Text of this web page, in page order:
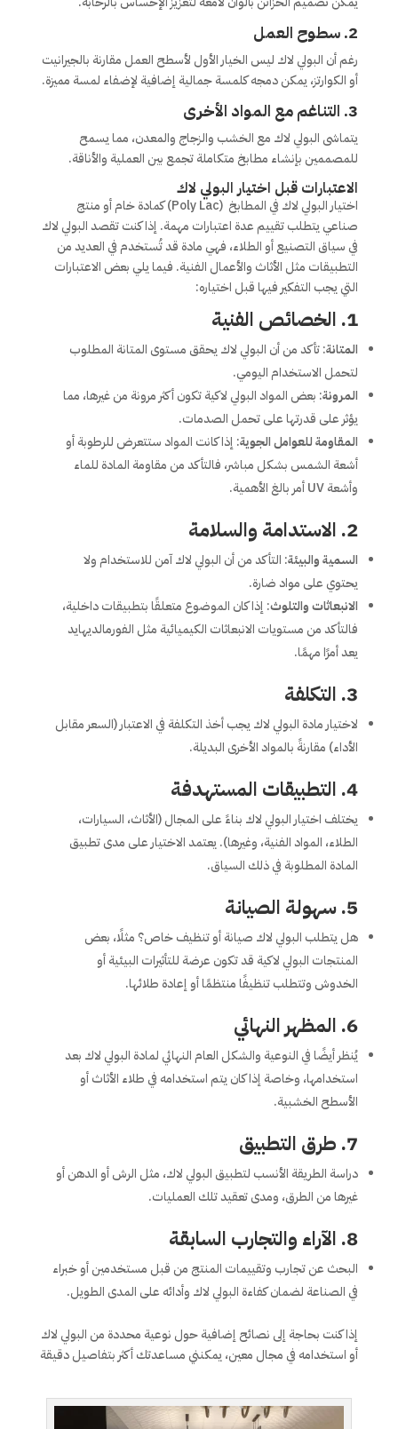
2. سطوح العمل
رغم أن البولي لاك ليس الخيار الأول لأسطح العمل مقارنة بالجيرانيت
أو الكوارتز، يمكن دمجه كلمسة جمالية إضافية لإضفاء لمسة مميزة.
3. التناغم مع المواد الأخرى
يتماشى البولي لاك مع الخشب والزجاج والمعدن، مما يسمح
للمصممين بإنشاء مطابخ متكاملة تجمع بين العملية والأناقة.
الاعتبارات قبل اختيار البولي لاك
اختيار البولي لاك في المطابخ (Poly Lac) كمادة خام أو منتج
صناعي يتطلب تقييم عدة اعتبارات مهمة. إذا كنت تقصد البولي لاك
في سياق التصنيع أو الطلاء، فهي مادة قد تُستخدم في العديد من
التطبيقات مثل الأثاث والأعمال الفنية. فيما يلي بعض الاعتبارات
التي يجب التفكير فيها قبل اختياره:
1. الخصائص الفنية
المتانة: تأكد من أن البولي لاك يحقق مستوى المتانة المطلوب
لتحمل الاستخدام اليومي.
المرونة: بعض المواد البولي لاكية تكون أكثر مرونة من غيرها، مما
يؤثر على قدرتها على تحمل الصدمات.
المقاومة للعوامل الجوية: إذا كانت المواد ستتعرض للرطوبة أو
أشعة الشمس بشكل مباشر، فالتأكد من مقاومة المادة للماء
وأشعة UV أمر بالغ الأهمية.
2. الاستدامة والسلامة
السمية والبيئة: التأكد من أن البولي لاك آمن للاستخدام ولا
يحتوي على مواد ضارة.
الانبعاثات والتلوث: إذا كان الموضوع متعلقًا بتطبيقات داخلية،
فالتأكد من مستويات الانبعاثات الكيميائية مثل الفورمالديهايد
يعد أمرًا مهمًا.
3. التكلفة
لاختيار مادة البولي لاك يجب أخذ التكلفة في الاعتبار (السعر مقابل
الأداء) مقارنةً بالمواد الأخرى البديلة.
4. التطبيقات المستهدفة
يختلف اختيار البولي لاك بناءً على المجال (الأثاث، السيارات،
الطلاء، المواد الفنية، وغيرها). يعتمد الاختيار على مدى تطبيق
المادة المطلوبة في ذلك السياق.
5. سهولة الصيانة
هل يتطلب البولي لاك صيانة أو تنظيف خاص؟ مثلًا، بعض
المنتجات البولي لاكية قد تكون عرضة للتأثيرات البيئية أو
الخدوش وتتطلب تنظيفًا منتظمًا أو إعادة طلائها.
6. المظهر النهائي
يُنظر أيضًا في النوعية والشكل العام النهائي لمادة البولي لاك بعد
استخدامها، وخاصة إذا كان يتم استخدامه في طلاء الأثاث أو
الأسطح الخشبية.
7. طرق التطبيق
دراسة الطريقة الأنسب لتطبيق البولي لاك، مثل الرش أو الدهن أو
غيرها من الطرق، ومدى تعقيد تلك العمليات.
8. الآراء والتجارب السابقة
البحث عن تجارب وتقييمات المنتج من قبل مستخدمين أو خبراء
في الصناعة لضمان كفاءة البولي لاك وأدائه على المدى الطويل.
إذا كنت بحاجة إلى نصائح إضافية حول نوعية محددة من البولي لاك
أو استخدامه في مجال معين، يمكنني مساعدتك أكثر بتفاصيل دقيقة